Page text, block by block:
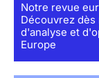
Notre revue
Découvrez
d'analyse et
Europe